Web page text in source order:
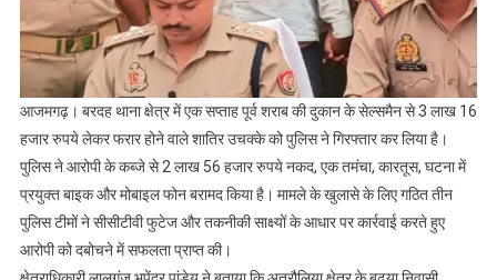
3.16
लाख
की
छिनैती
का
आरोपी
गिरफ्तार;
2.56
रुपये
बरामद
आजमगढ़। बरदह थाना क्षेत्र में एक सप्ताह पूर्व शराब की दुकान के सेल्समैन से 3 लाख 16
हजार रुपये लेकर फरार होने वाले शातिर उचक्के को पुलिस ने गिरफ्तार कर लिया है।
पुलिस ने आरोपी के कब्जे से 2 लाख 56 हजार रुपये नकद, एक तमंचा, कारतूस, घटना में
प्रयुक्त बाइक और मोबाइल फोन बरामद किया है। मामले के खुलासे के लिए गठित तीन
पुलिस टीमों ने सीसीटीवी फुटेज और तकनीकी साक्ष्यों के आधार पर कार्रवाई करते हुए
आरोपी को दबोचने में सफलता प्राप्त की।